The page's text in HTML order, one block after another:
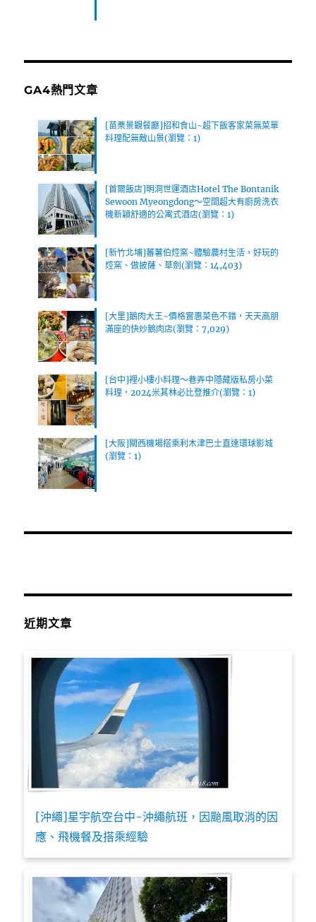
GA4熱門文章
[苗栗景觀餐廳]招和食山~超下飯客家菜無菜單
料理配無敵山景(瀏覽：1)
[首爾飯店]明洞世運酒店Hotel The Bontanik
Sewoon Myeongdong～空間超大有廚房洗衣
機新穎舒適的公寓式酒店(瀏覽：1)
[新竹北埔]蕃薯伯焢窯~體驗農村生活，好玩的
焢窯、做披薩、草劍(瀏覽：14,403)
[大里]鵝肉大王~價格實惠菜色不錯，天天高朋
滿座的快炒鵝肉店(瀏覽：7,029)
[台中]裡小樓小料理～巷弄中隱藏版私房小菜
料理，2024米其林必比登推介(瀏覽：1)
[大阪]關西機場搭乘利木津巴士直達環球影城
(瀏覽：1)
近期文章
[沖繩]星宇航空台中-沖繩航班，因颱風取消的因
應、飛機餐及搭乘經驗